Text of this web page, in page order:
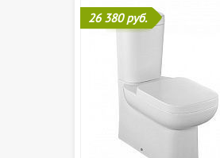
26 380 руб.